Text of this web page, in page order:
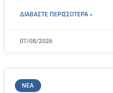
ΔΙΑΒΑΣΤΕ ΠΕΡΙΣΣΌΤΕΡΑ »
07/08/2026
ΝΈΑ